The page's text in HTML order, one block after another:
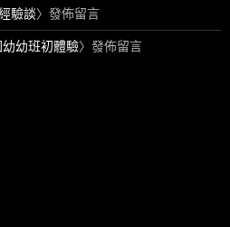
驗談〉發佈留言
幼班初體驗〉發佈留言